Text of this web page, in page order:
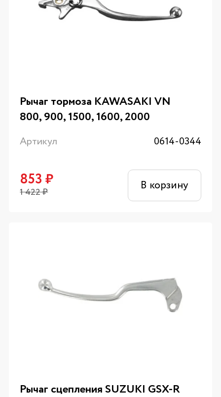
Рычаг тормоза KAWASAKI VN
800, 900, 1500, 1600, 2000
Артикул 0614-0344
853 ₽
1 422₽ В корзину
Рычаг сцепления SUZUKI GSX-R